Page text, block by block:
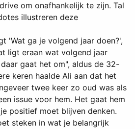
om onafhankelijk te zijn. Tal
illustreren deze
'Wat ga je volgend jaar doen?',
ligt eraan wat volgend jaar
gaat het om", aldus de 32-
keren haalde Ali aan dat het
twee keer zo oud was als
issue voor hem. Het gaat hem
positief moet blijven denken.
steken in wat je belangrijk